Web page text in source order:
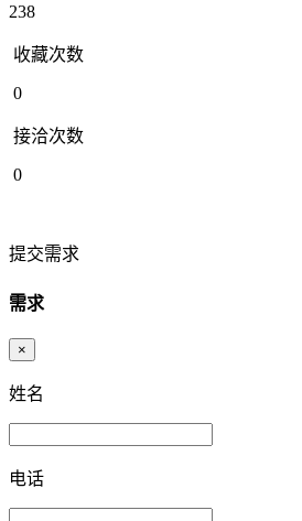
238
收藏次数
0
接洽次数
0
提交需求
需求
×
姓名
电话